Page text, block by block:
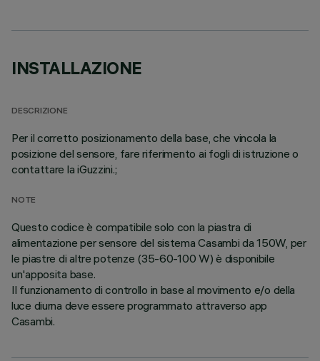
INSTALLAZIONE
DESCRIZIONE
Per il corretto posizionamento della base, che vincola la
posizione del sensore, fare riferimento ai fogli di istruzione o
contattare la iGuzzini.;
NOTE
Questo codice è compatibile solo con la piastra di
alimentazione per sensore del sistema Casambi da 150W, per
le piastre di altre potenze (35-60-100 W) è disponibile
un'apposita base.
Il funzionamento di controllo in base al movimento e/o della
luce diurna deve essere programmato attraverso app
Casambi.